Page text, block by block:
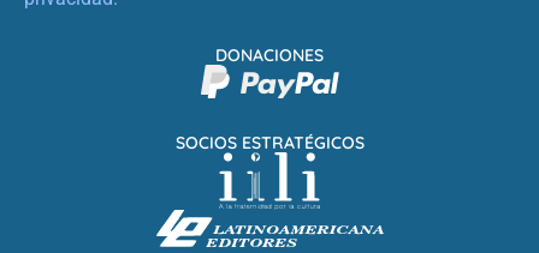
SOCIOS ESTRATÉGICOS
DONACIONES